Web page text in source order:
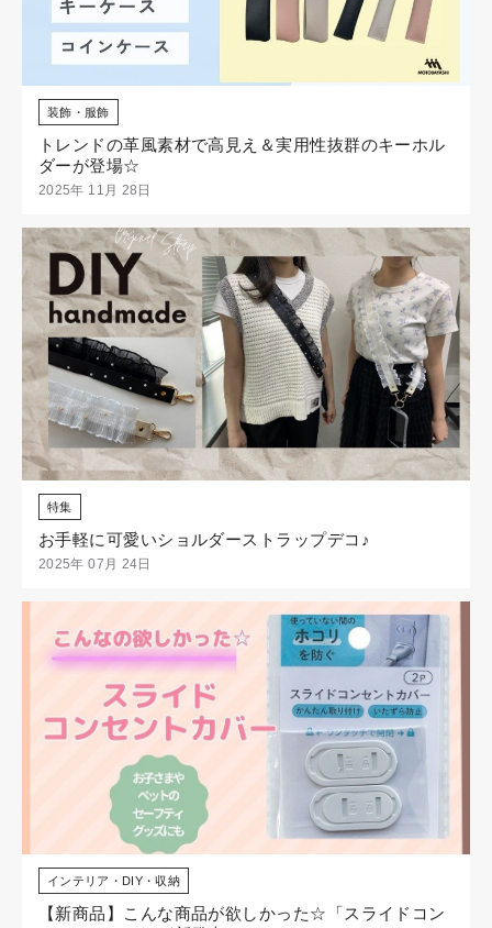
装飾・服飾
トレンドの革風素材で高見え＆実用性抜群のキーホル
ダーが登場☆
2025年 11月 28日
特集
お手軽に可愛いショルダーストラップデコ♪
2025年 07月 24日
インテリア・DIY・収納
【新商品】こんな商品が欲しかった☆「スライドコン